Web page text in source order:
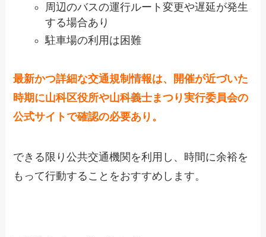
周辺のバスの運行ルート変更や遅延が発生
する場合あり
駐車場の利用は困難
最新かつ詳細な交通規制情報は、開催が近づいた
時期に山科区役所や山科義士まつり実行委員会の
公式サイトで確認の必要あり。
できる限り公共交通機関を利用し、時間に余裕を
もって行動することをおすすめします。